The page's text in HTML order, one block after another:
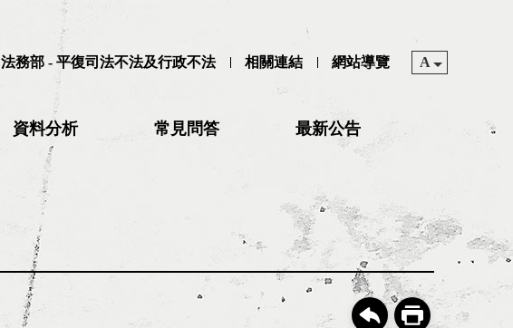
法務部 - 平復司法不法及行政不法 相關連結 網站導覽 A
資料分析 常見問答 最新公告